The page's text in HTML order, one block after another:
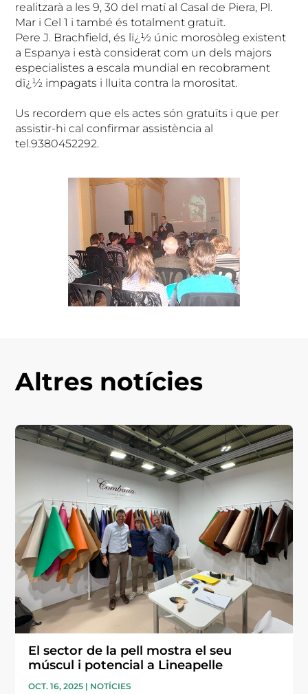
realitzarà a les 9, 30 del matí al Casal de Piera, Pl.
Mar i Cel 1 i també és totalment gratuït.
Pere J. Brachfield, és lï¿½ únic morosòleg existent
a Espanya i està considerat com un dels majors
especialistes a escala mundial en recobrament
dï¿½ impagats i lluita contra la morositat.
Us recordem que els actes són gratuïts i que per
assistir-hi cal confirmar assistència al
tel.9380452292.
Altres notícies
El sector de la pell mostra el seu
múscul i potencial a Lineapelle
OCT. 16, 2025 | NOTÍCIES